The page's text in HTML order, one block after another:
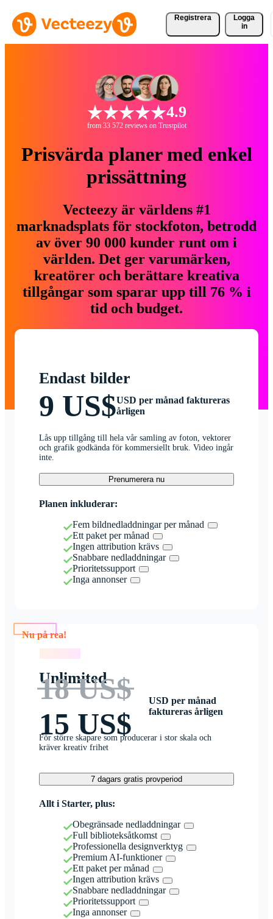
Registrera
Logga
in
4.9
from 33 572 reviews on Trustpilot
Prisvärda planer med enkel
prissättning
Vecteezy är världens #1
marknadsplats för stockfoton, betrodd
av över 90 000 kunder runt om i
världen. Det ger varumärken,
kreatörer och berättare kreativa
tillgångar som sparar upp till 76 % i
tid och budget.
Endast bilder
9 US$USD per månad faktureras
årligen
Lås upp tillgång till hela vår samling av foton, vektorer
och grafik godkända för kommersiellt bruk. Video ingår
inte.
Prenumerera nu
Planen inkluderar:
Fem bildnedladdningar per månad
Ett paket per månad
Ingen attribution krävs
Snabbare nedladdningar
Prioritetssupport
Inga annonser
Nu på rea!
Unlimited
18 US$
15 US$
USD per månad
faktureras årligen
För större skapare som producerar i stor skala och
kräver kreativ frihet
7 dagars gratis provperiod
Allt i Starter, plus:
Obegränsade nedladdningar
Full biblioteksåtkomst
Professionella designverktyg
Premium AI-funktioner
Ett paket per månad
Ingen attribution krävs
Snabbare nedladdningar
Prioritetssupport
Inga annonser